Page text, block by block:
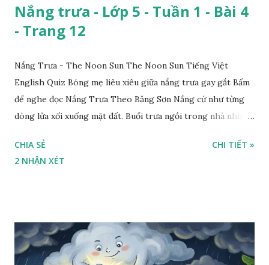
Nắng trưa - Lớp 5 - Tuần 1 - Bài 4
- Trang 12
Nắng Trưa - The Noon Sun The Noon Sun Tiếng Việt
English Quiz Bóng mẹ liêu xiêu giữa nắng trưa gay gắt Bấm
để nghe đọc Nắng Trưa Theo Băng Sơn Nắng cứ như từng
dòng lửa xối xuống mặt đất. Buổi trưa ngồi trong nhà nhìn
CHIA SẺ
2 NHẬN XÉT
CHI TIẾT »